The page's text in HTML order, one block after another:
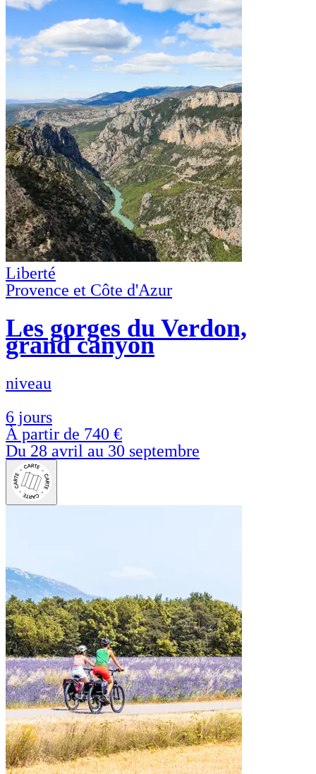
Liberté
Provence et Côte d'Azur
Les gorges du Verdon,
grand canyon
niveau
6 jours
À partir de 740 €
Du 28 avril au 30 septembre